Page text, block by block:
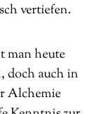
vertiefen.
man heute
doch auch in
Alchemie